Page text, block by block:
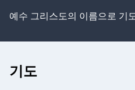
예수 그리스도의 이름으로 기
기도